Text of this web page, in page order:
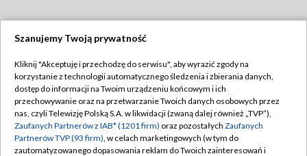
TVP
Abonament TVP
Emisja w TVP
Centrum informacji TVP
Regulamin TVP
Polityka prywatności
Moje zgody
Szanujemy Twoją prywatność
Kliknij "Akceptuję i przechodzę do serwisu", aby wyrazić zgody na
korzystanie z technologii automatycznego śledzenia i zbierania danych,
dostęp do informacji na Twoim urządzeniu końcowym i ich
przechowywanie oraz na przetwarzanie Twoich danych osobowych przez
nas, czyli Telewizję Polską S.A. w likwidacji (zwaną dalej również „TVP”),
Zaufanych Partnerów z IAB* (1201 firm) oraz pozostałych Zaufanych
Partnerów TVP (93 firm), w celach marketingowych (w tym do
zautomatyzowanego dopasowania reklam do Twoich zainteresowań i